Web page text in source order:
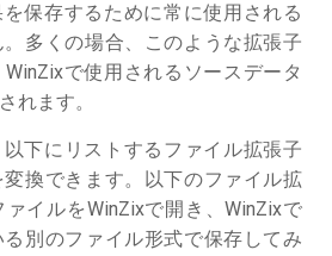
保存するために常に使用される
多くの場合、このような拡張子
で使用されるソースデータ
れます。
下にリストするファイル拡張子
換できます。以下のファイル拡
イルをWinZixで開き、WinZixで
別のファイル形式で保存してみ